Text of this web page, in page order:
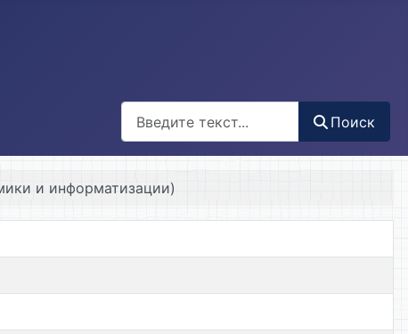
Поиск
и информатизации)